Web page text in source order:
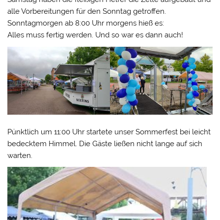
alle Vorbereitungen für den Sonntag getroffen.
Sonntagmorgen ab 8:00 Uhr morgens hieß es:
Alles muss fertig werden. Und so war es dann auch!
Pünktlich um 11:00 Uhr startete unser Sommerfest bei leicht
bedecktem Himmel. Die Gäste ließen nicht lange auf sich
warten.